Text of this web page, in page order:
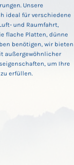
Unsere
ideal für verschiedene
und Raumfahrt,
flache Platten, dünne
benötigen, wir bieten
außergewöhnlicher
um Ihre
erfüllen.